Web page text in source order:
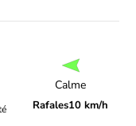
Calme
Rafales10 km/h